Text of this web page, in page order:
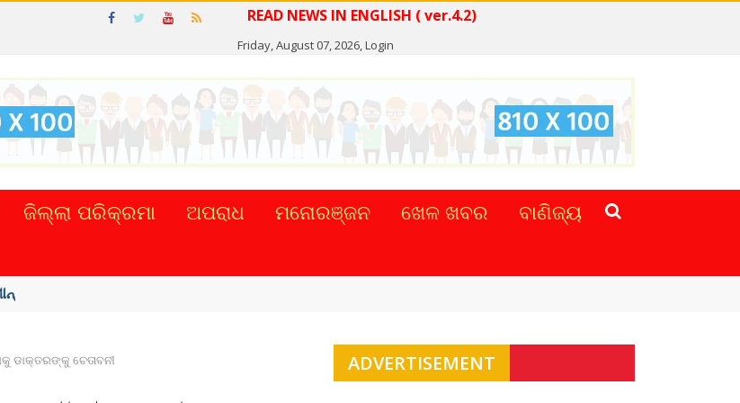
READ NEWS IN ENGLISH ( ver.4.2)
Friday, August 07, 2026,Login
ଜିଲ୍ଲା ପରିକ୍ରମା ଅପରାଧ ମନୋରଞ୍ଜନ ଖେଳ ଖବର
ବାଣିଜ୍ୟ
...
ଡାକ୍ତରଙ୍କୁ ଚେତାବନୀ ADVERTISEMENT